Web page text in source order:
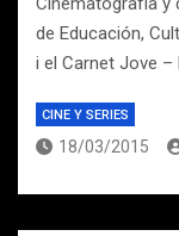
de Educación,
i el Carnet Jove –
CINE Y SERIES
18/03/2015